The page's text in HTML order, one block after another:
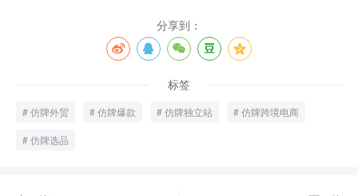
分享到：
标签
仿牌外贸 仿牌爆款 仿牌独立站 仿牌跨境电商
仿牌选品